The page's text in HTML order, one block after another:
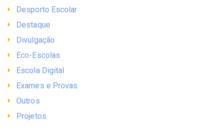
Desporto Escolar
Destaque
Divulgação
Eco-Escolas
Escola Digital
Exames e Provas
Outros
Projetos